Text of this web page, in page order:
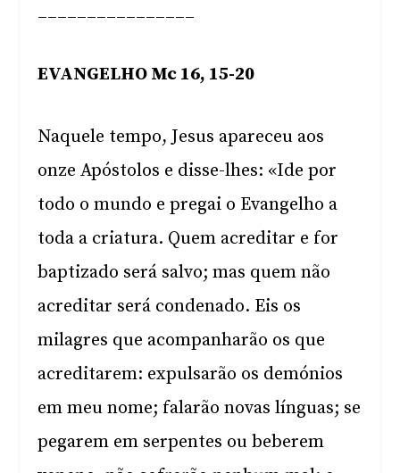
________________
EVANGELHO Mc 16, 15-20
Naquele tempo, Jesus apareceu aos
onze Apóstolos e disse-lhes: «Ide por
todo o mundo e pregai o Evangelho a
toda a criatura. Quem acreditar e for
baptizado será salvo; mas quem não
acreditar será condenado. Eis os
milagres que acompanharão os que
acreditarem: expulsarão os demónios
em meu nome; falarão novas línguas; se
pegarem em serpentes ou beberem